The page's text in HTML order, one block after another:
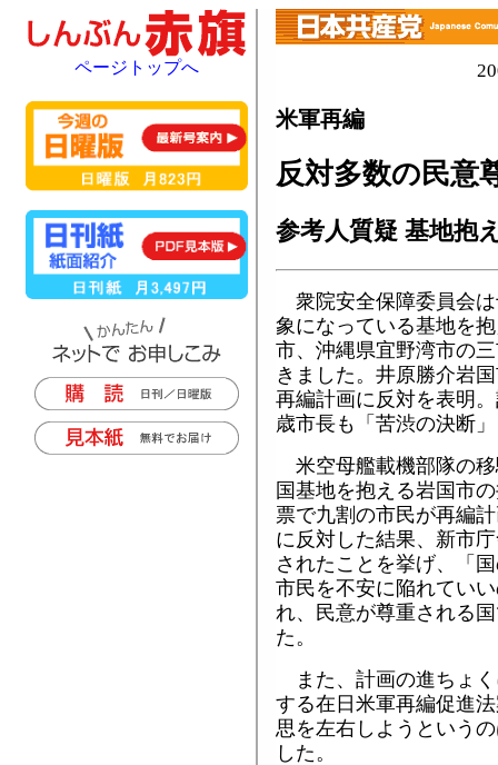
米軍再編
反対多数の民意
参考人質疑 基地抱
衆院安全保障委員会
象になっている基地を
市、沖縄県宜野湾市の
きました。井原勝介岩
再編計画に反対を表明
歳市長も「苦渋の決断
米空母艦載機部隊の
国基地を抱える岩国市
票で九割の市民が再編
に反対した結果、新市
されたことを挙げ、「
市民を不安に陥れてい
れ、民意が尊重される
た。
また、計画の進ちょ
する在日米軍再編促進
思を左右しようという
した。
ページトップへ